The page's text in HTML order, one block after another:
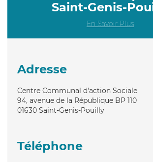
Saint-Genis-
En Savoir Plus
Adresse
Centre Communal d'action Sociale
94, avenue de la République BP 110
01630 Saint-Genis-Pouilly
Téléphone